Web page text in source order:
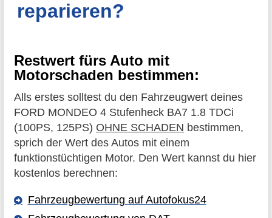
reparieren?
Restwert fürs Auto mit
Motorschaden bestimmen:
Alls erstes solltest du den Fahrzeugwert deines
FORD MONDEO 4 Stufenheck BA7 1.8 TDCi
(100PS, 125PS) OHNE SCHADEN bestimmen,
sprich der Wert des Autos mit einem
funktionstüchtigen Motor. Den Wert kannst du hier
kostenlos berechnen:
Fahrzeugbewertung auf Autofokus24